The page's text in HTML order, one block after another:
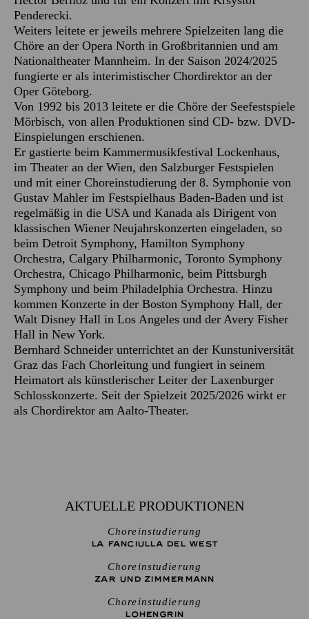
Penderecki.
Weiters leitete er jeweils mehrere Spielzeiten lang die
Chöre an der Opera North in Großbritannien und am
Nationaltheater Mannheim. In der Saison 2024/2025
fungierte er als interimistischer Chordirektor an der
Oper Göteborg.
Von 1992 bis 2013 leitete er die Chöre der Seefestspiele
Mörbisch, von allen Produktionen sind CD- bzw. DVD-
Einspielungen erschienen.
Er gastierte beim Kammermusikfestival Lockenhaus,
im Theater an der Wien, den Salzburger Festspielen
und mit einer Choreinstudierung der 8. Symphonie von
Gustav Mahler im Festspielhaus Baden-Baden und ist
regelmäßig in die USA und Kanada als Dirigent von
klassischen Wiener Neujahrskonzerten eingeladen, so
beim Detroit Symphony, Hamilton Symphony
Orchestra, Calgary Philharmonic, Toronto Symphony
Orchestra, Chicago Philharmonic, beim Pittsburgh
Symphony und beim Philadelphia Orchestra. Hinzu
kommen Konzerte in der Boston Symphony Hall, der
Walt Disney Hall in Los Angeles und der Avery Fisher
Hall in New York.
Bernhard Schneider unterrichtet an der Kunstuniversität
Graz das Fach Chorleitung und fungiert in seinem
Heimatort als künstlerischer Leiter der Laxenburger
Schlosskonzerte. Seit der Spielzeit 2025/2026 wirkt er
als Chordirektor am Aalto-Theater.
AKTUELLE PRODUKTIONEN
Choreinstudierung
LA FANCIULLA DEL WEST
Choreinstudierung
ZAR UND ZIMMERMANN
Choreinstudierung
LOHENGRIN